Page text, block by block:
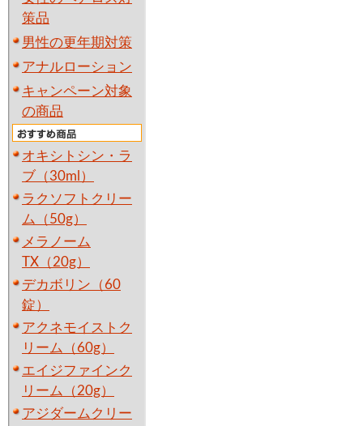
策品
男性の更年期対策
アナルローション
キャンペーン対象
の商品
オキシトシン・ラ
ブ（30ml）
ラクソフトクリー
ム（50g）
メラノーム
TX（20g）
デカボリン（60
錠）
アクネモイストク
リーム（60g）
エイジファインク
リーム（20g）
アジダームクリー